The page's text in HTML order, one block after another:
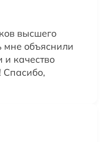
высшего
мне объяснили
и качество
Спасибо,